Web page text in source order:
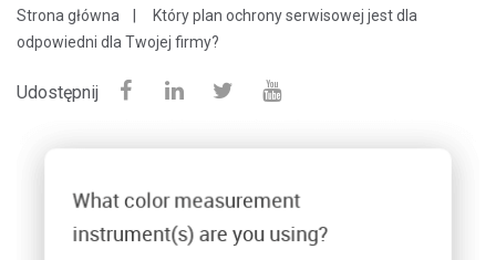
Strona główna
Który plan ochrony serwisowej jest dla
odpowiedni dla Twojej firmy?
Udostępnij